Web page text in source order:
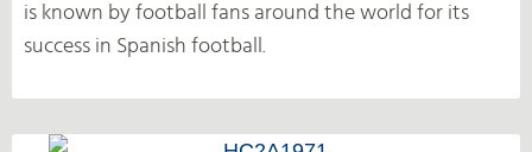
is known by football fans around the world for its
success in Spanish football.